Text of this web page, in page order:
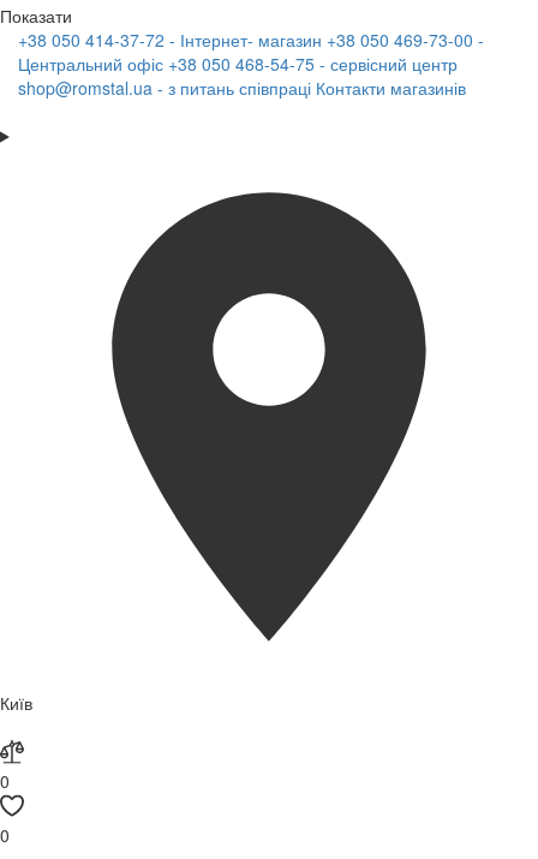
Показати
+38 050 414-37-72 - Інтернет- магазин +38 050 469-73-00 -
Центральний офіс +38 050 468-54-75 - сервісний центр
shop@romstal.ua - з питань співпраці Контакти магазинів
Київ
0
0